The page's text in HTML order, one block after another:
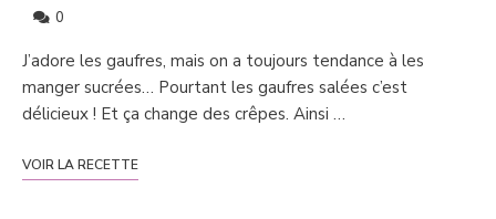
0
J’adore les gaufres, mais on a toujours tendance à les
manger sucrées… Pourtant les gaufres salées c’est
délicieux ! Et ça change des crêpes. Ainsi …
VOIR LA RECETTE